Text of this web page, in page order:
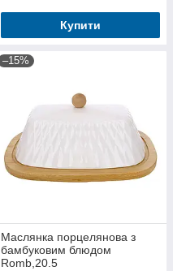
Купити
–15%
Маслянка порцелянова з
бамбуковим блюдом
Romb,20.5